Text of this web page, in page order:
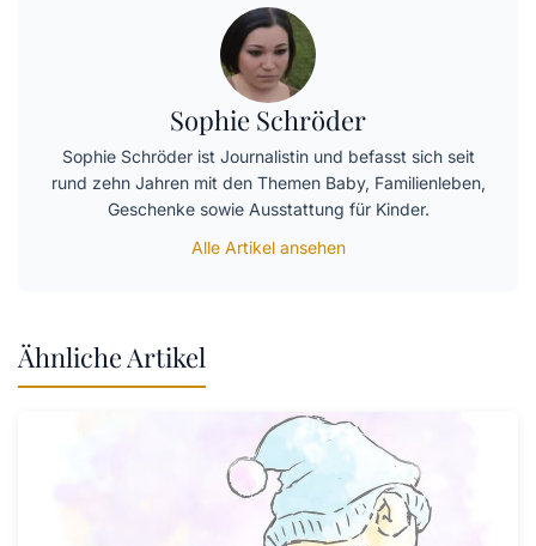
Sophie Schröder
Sophie Schröder ist Journalistin und befasst sich seit
rund zehn Jahren mit den Themen Baby, Familienleben,
Geschenke sowie Ausstattung für Kinder.
Alle Artikel ansehen
Ähnliche Artikel